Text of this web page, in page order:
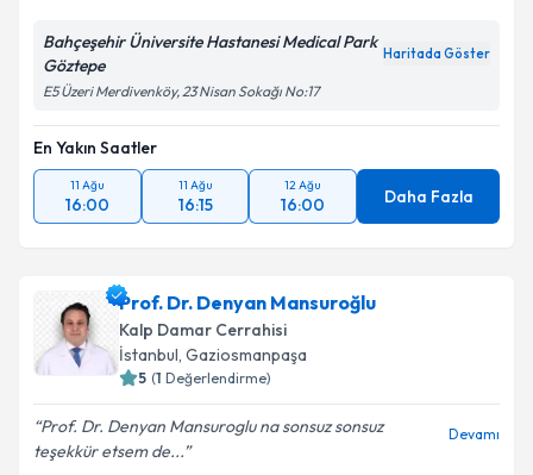
Bahçeşehir Üniversite Hastanesi Medical Park
Göztepe
Haritada Göster
E5 Üzeri Merdivenköy, 23 Nisan Sokağı No:17
En Yakın Saatler
11 Ağu
16:00
11 Ağu
16:15
12 Ağu
16:00 Daha Fazla
Prof. Dr. Denyan Mansuroğlu
Kalp Damar Cerrahisi
İstanbul, Gaziosmanpaşa
5 (1 Değerlendirme)
Prof. Dr. Denyan Mansuroglu na sonsuz sonsuz
teşekkür etsem de...
Devamı